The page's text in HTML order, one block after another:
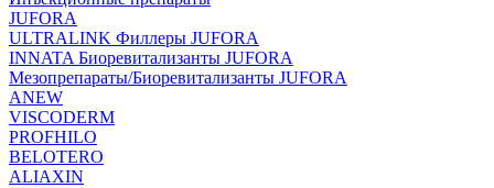
JUFORA
ULTRALINK Филлеры JUFORA
INNATA Биоревитализанты JUFORA
Мезопрепараты/Биоревитализанты JUFORA
ANEW
VISCODERM
PROFHILO
BELOTERO
ALIAXIN